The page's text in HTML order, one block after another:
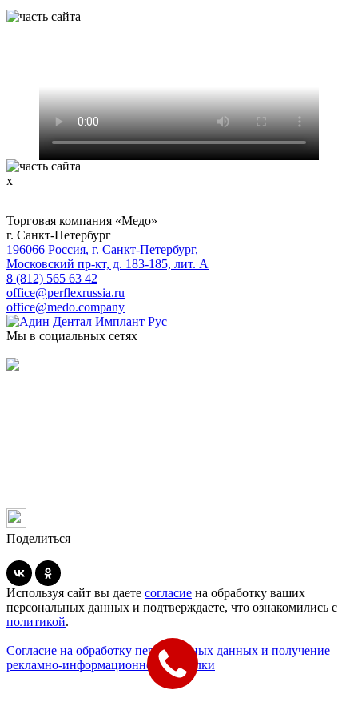
х
Торговая компания «Медо»
г. Санкт-Петербург
196066 Россия, г. Санкт-Петербург,
Московский пр-кт, д. 183-185, лит. А
8 (812) 565 63 42
office@perflexrussia.ru
office@medo.company
Мы в социальных сетях
Поделиться
Используя сайт вы даете согласие на обработку ваших
персональных данных и подтверждаете, что ознакомились с
политикой.
Согласие на обработку персональных данных и получение
рекламно-информационной рассылки